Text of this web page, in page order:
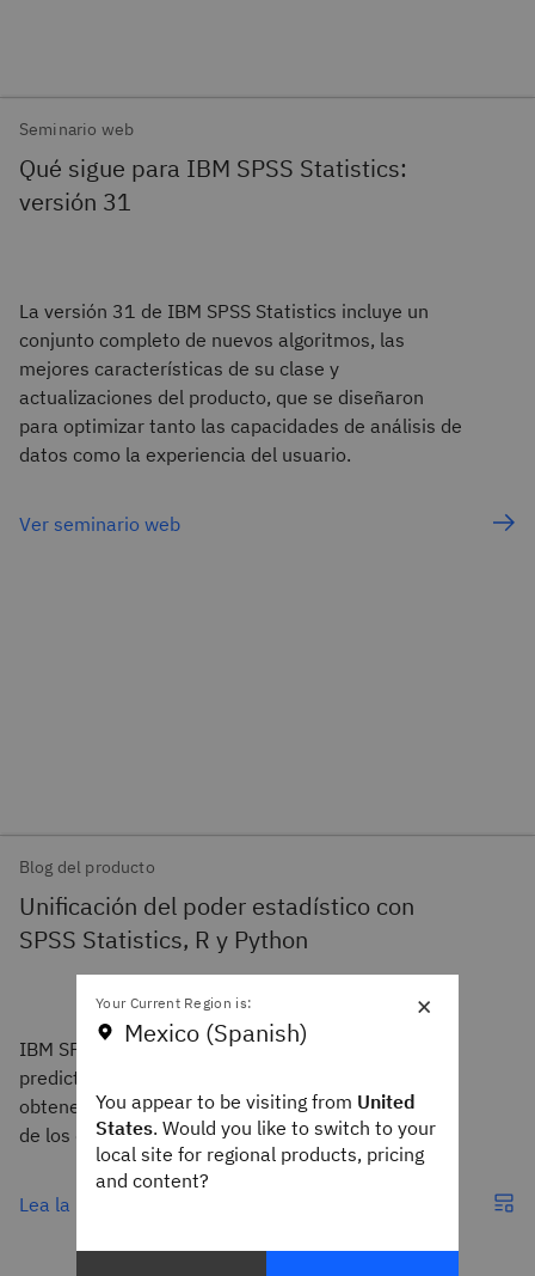
Seminario web
Qué sigue para IBM SPSS Statistics:
versión 31
La versión 31 de IBM SPSS Statistics incluye un
conjunto completo de nuevos algoritmos, las
mejores características de su clase y
actualizaciones del producto, que se diseñaron
para optimizar tanto las capacidades de análisis de
datos como la experiencia del usuario.
Ver seminario web
Blog del producto
Unificación del poder estadístico con
SPSS Statistics, R y Python
IBM SPSS Statistics proporciona modelos
predictivos y técnicas estadísticas avanzadas para
obtener insights aplicables en la práctica a partir
de los datos.
Lea la publicación
×
Your Current Region is:
Mexico (Spanish)
You appear to be visiting from United
States. Would you like to switch to your
local site for regional products, pricing
and content?